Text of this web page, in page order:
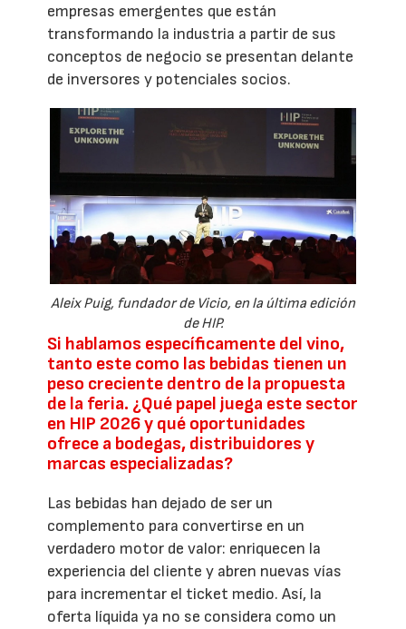
empresas emergentes que están
transformando la industria a partir de sus
conceptos de negocio se presentan delante
de inversores y potenciales socios.
Aleix Puig, fundador de Vicio, en la última edición
de HIP.
Si hablamos específicamente del vino,
tanto este como las bebidas tienen un
peso creciente dentro de la propuesta
de la feria. ¿Qué papel juega este sector
en HIP 2026 y qué oportunidades
ofrece a bodegas, distribuidores y
marcas especializadas?
Las bebidas han dejado de ser un
complemento para convertirse en un
verdadero motor de valor: enriquecen la
experiencia del cliente y abren nuevas vías
para incrementar el ticket medio. Así, la
oferta líquida ya no se considera como un